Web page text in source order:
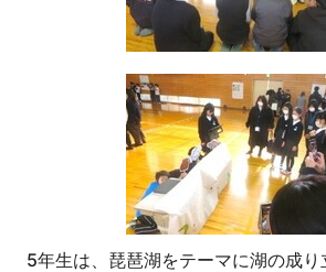
5年生は、琵琶湖をテーマに湖の成